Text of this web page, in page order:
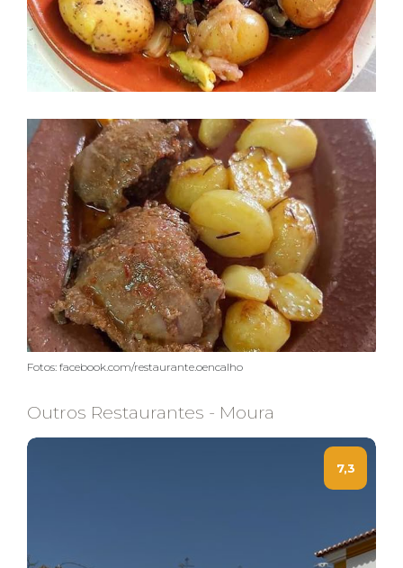
Fotos: facebook.com/restaurante.oencalho
Outros Restaurantes - Moura
7,3